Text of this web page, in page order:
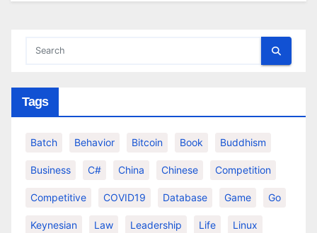
Tags
Batch Behavior Bitcoin Book Buddhism
Business C# China Chinese Competition
Competitive COVID19 Database Game Go
Keynesian Law Leadership Life Linux